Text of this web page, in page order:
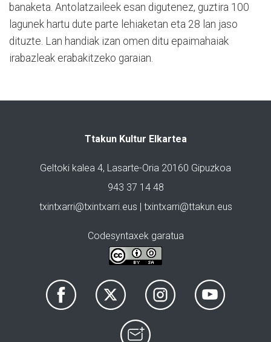
banaketa. Antolatzaileek esan digutenez, guztira 100
lagunek hartu dute parte lehiaketan eta 28 lan jaso
dituzte. Lan handiak izan omen ditu epaimahaiak
irabazleak erabakitzeko garaian.
Ttakun Kultur Elkartea
Geltoki kalea 4, Lasarte-Oria 20160 Gipuzkoa
943 37 14 48
txintxarri@txintxarri.eus | txintxarri@ttakun.eus
Codesyntaxek garatua